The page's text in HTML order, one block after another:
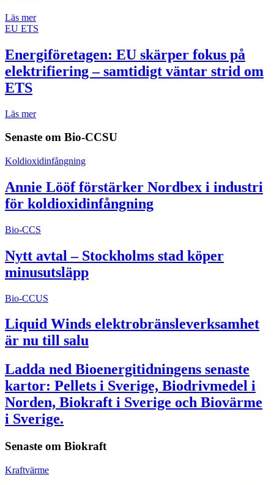
Läs mer
EU ETS
Energiföretagen: EU skärper fokus på
elektrifiering – samtidigt väntar strid om
ETS
Läs mer
Senaste om Bio-CCSU
Koldioxidinfångning
Annie Lööf förstärker Nordbex i industri
för koldioxidinfångning
Bio-CCS
Nytt avtal – Stockholms stad köper
minusutsläpp
Bio-CCUS
Liquid Winds elektrobränsleverksamhet
är nu till salu
Ladda ned Bioenergitidningens senaste
kartor: Pellets i Sverige, Biodrivmedel i
Norden, Biokraft i Sverige och Biovärme
i Sverige.
Senaste om Biokraft
Kraftvärme